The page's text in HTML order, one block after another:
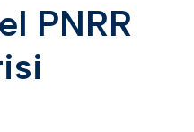
PNRR